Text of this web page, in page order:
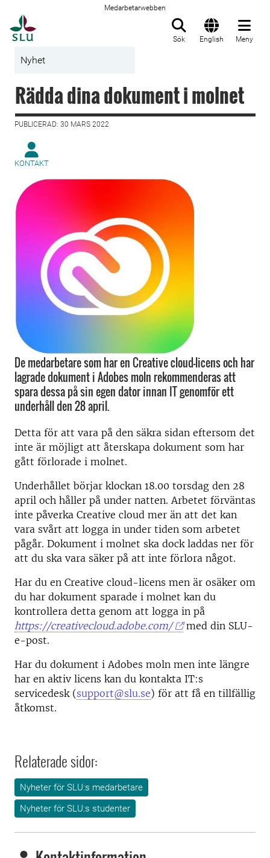
Medarbetarwebben
Sök English Meny
Nyhet
Rädda dina dokument i molnet
PUBLICERAD: 30 MARS 2022
KONTAKT
De medarbetare som har en Creative cloud-licens och har
lagrade dokument i Adobes moln rekommenderas att
spara dessa på sin egen dator innan IT genomför ett
underhåll den 28 april.
Detta för att vara på den säkra sidan eftersom det
inte är möjligt att återskapa dokument som har
gått förlorade i molnet.
Underhållet börjar klockan 18.00 torsdag den 28
april och håller på under natten. Arbetet förväntas
inte påverka Creative cloud mer än att det kan
vara svårt att logga in under tiden som arbetet
pågår. Dokument i molnet ska dock laddas ner för
att du ska vara säker på att inte förlora något.
Har du en Creative cloud-licens men är osäker om
du har dokument sparade i molnet kan du
kontrollera detta genom att logga in på
https://creativecloud.adobe.com/
med din SLU-
e-post.
Har du dokument i Adobes moln men inte längre
har en aktiv licens kan du kontakta IT:s
servicedesk (support@slu.se) för att få en tillfällig
åtkomst.
Relaterade sidor:
Nyheter för SLU:s medarbetare
Nyheter för SLU:s studenter